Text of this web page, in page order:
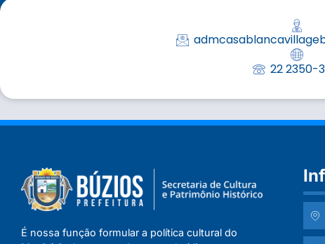
22 2350-
É nossa função formular a política cultural do